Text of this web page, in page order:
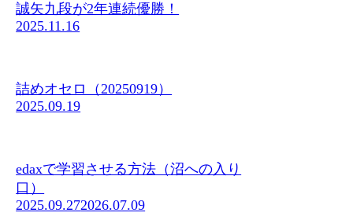
誠矢九段が2年連続優勝！
2025.11.16
詰めオセロ（20250919）
2025.09.19
edaxで学習させる方法（沼への入り
口）
2025.09.272026.07.09